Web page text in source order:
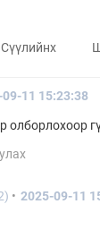
Сүүлийнх
11 15:23:38
олборлохоор
2025-09-11